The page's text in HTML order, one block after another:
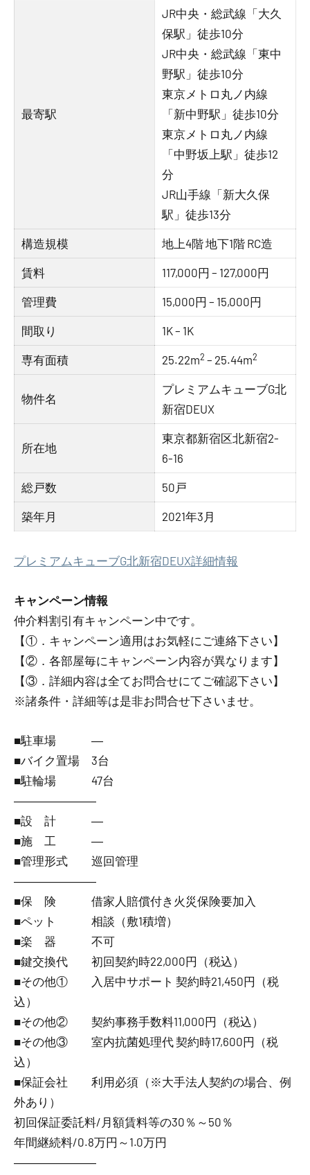
最寄駅
JR中央・総武線「大久
保駅」徒歩10分
JR中央・総武線「東中
野駅」徒歩10分
東京メトロ丸ノ内線
「新中野駅」徒歩10分
東京メトロ丸ノ内線
「中野坂上駅」徒歩12
分
JR山手線「新大久保
駅」徒歩13分
構造規模 地上4階 地下1階 RC造
賃料 117,000円 – 127,000円
管理費 15,000円 – 15,000円
間取り 1K – 1K
専有面積 25.22m2 – 25.44m2
物件名
プレミアムキューブG北
新宿DEUX
所在地
東京都新宿区北新宿2-
6-16
総戸数 50戸
築年月 2021年3月
プレミアムキューブG北新宿DEUX詳細情報
キャンペーン情報
仲介料割引有キャンペーン中です。
【①．キャンペーン適用はお気軽にご連絡下さい】
【②．各部屋毎にキャンペーン内容が異なります】
【③．詳細内容は全てお問合せにてご確認下さい】
※諸条件・詳細等は是非お問合せ下さいませ。
■駐車場 ―
■バイク置場 3台
■駐輪場 47台
―――――――
■設 計 ―
■施 工 ―
■管理形式 巡回管理
―――――――
■保 険 借家人賠償付き火災保険要加入
■ペット 相談（敷1積増）
■楽 器 不可
■鍵交換代 初回契約時22,000円（税込）
■その他① 入居中サポート 契約時21,450円（税
込）
■その他② 契約事務手数料11,000円（税込）
■その他③ 室内抗菌処理代 契約時17,600円（税
込）
■保証会社 利用必須（※大手法人契約の場合、例
外あり）
初回保証委託料/月額賃料等の30％～50％
年間継続料/0.8万円～1.0万円
―――――――